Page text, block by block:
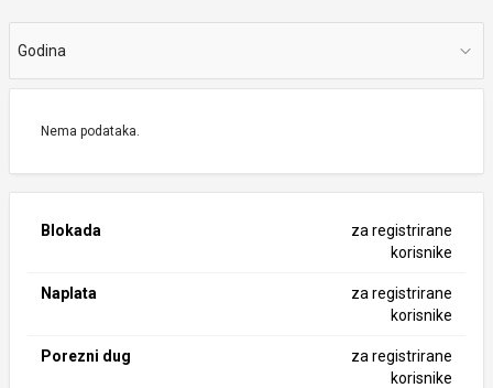
Godina
Nema podataka.
Blokada
za registrirane
korisnike
Naplata
za registrirane
korisnike
Porezni dug
za registrirane
korisnike